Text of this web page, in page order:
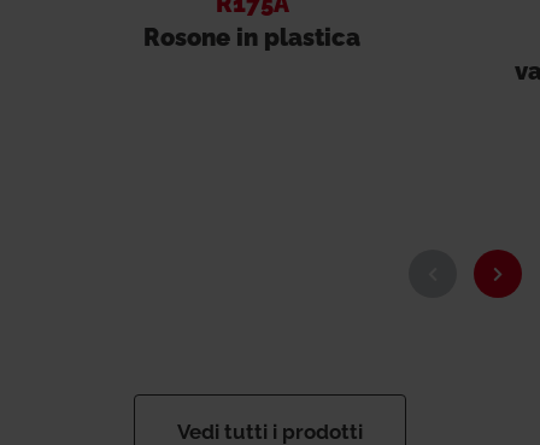
Rosone in plastica
Vedi tutti i prodotti